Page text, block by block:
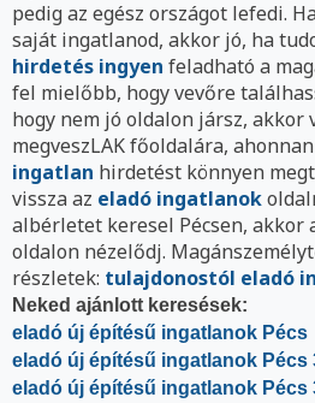
pedig az egész országot lefedi.
saját ingatlanod, akkor jó, ha
hirdetés ingyen feladható a
fel mielőbb, hogy vevőre
hogy nem jó oldalon jársz, akkor
megveszLAK főoldalára,
ingatlan hirdetést könnyen
vissza az eladó ingatlanok
albérletet keresel Pécsen, akkor
oldalon nézelődj.
részletek: tulajdonostól eladó
Neked ajánlott keresések:
eladó új építésű ingatlanok Pécs
eladó új építésű ingatlanok Pécs
eladó új építésű ingatlanok Pécs